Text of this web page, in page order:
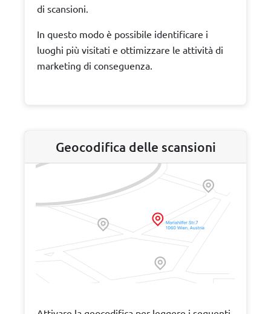
Geocodifica delle scansioni
di scansioni.
In questo modo è possibile identificare i
luoghi più visitati e ottimizzare le attività di
marketing di conseguenza.